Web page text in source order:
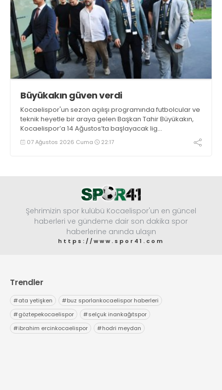
Büyükakın güven verdi
Kocaelispor'un sezon açılışı programında futbolcular ve
teknik heyetle bir araya gelen Başkan Tahir Büyükakın,
Kocaelispor’a 14 Ağustos’ta başlayacak lig
maratonunda başarılar diledi ve “Yanınızdayım” dedi.
07 Ağustos 2026 Cuma 22:17
Şehrimizin spor kulübü Kocaelispor'un en güncel
haberleri ve gündeme dair son dakika spor
haberlerine anında ulaşın
https://www.spor41.com
Trendler
#ata yetişken #buz sporlarıkocaelispor haberleri
#göztepekocaelispor #selçuk inankağıtspor
#ibrahim ercinkocaelispor #hodri meydan